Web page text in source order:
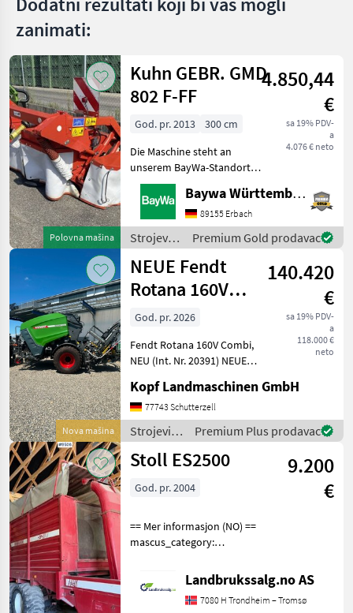
zanimati:
Polovna mašina
Kuhn GEBR. GMD
802 F-FF
4.850,44
€
sa 19% PDV-
a
4.076 € neto
God. pr. 2013
300 cm
Die Maschine steht an
unserem BayWa-Standort
in DE-88214
Ravensburg.Gerne steht
Ihnen Herr Schmid unter
Tel.: 0151 1610 3978 für Ihre
Anfrage zur
Verfügung!Kuhn GMD
Baywa Württemberg
89155 Erbach
Strojevi i
oprema
za travu i
baliranje
/ Kuhn
Premium Gold prodavac
Nova mašina
NEUE Fendt
Rotana 160V
Combi
Rundballenpresse,
i
140.420
€
sa 19% PDV-
a
118.000 €
neto
God. pr. 2026
Fendt Rotana 160V Combi,
NEU (Int. Nr. 20391) NEUE
Typ Rotana 160V Combi
Baujahr 2026 40km/h Netz-
und Folienbindung,
integrierte Wickelein
Kopf Landmaschinen GmbH
77743 Schutterzell
Strojevi i
oprema
za travu i
Fendt
Premium Plus prodavac
Stoll ES2500
9.200
€
God. pr. 2004
== Mer informasjon (NO) ==
mascus_category:
provide reference number
upon request: 9506 See
en.landbrukssalg.no/9506
Landbrukssalg.no AS
7080 H Trondheim – Tromsø